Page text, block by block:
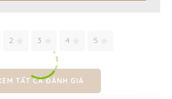
2 3 4 5
TẤT CẢ ĐÁNH GIÁ